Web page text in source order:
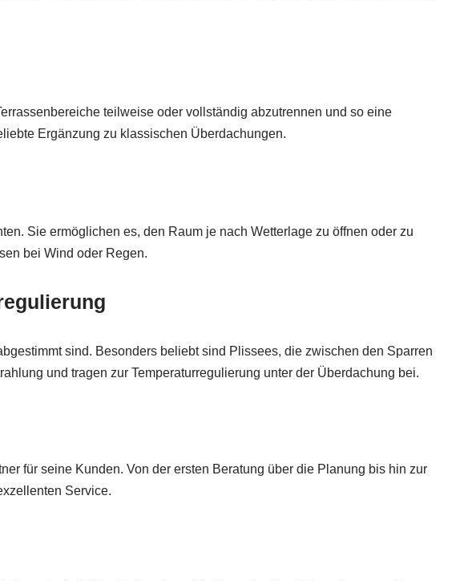
teilweise oder vollständig abzutrennen und so eine
Ergänzung zu klassischen Überdachungen.
Sie ermöglichen es, den Raum je nach Wetterlage zu öffnen oder zu
bei Wind oder Regen.
sind. Besonders beliebt sind Plissees, die zwischen den Sparren
und tragen zur Temperaturregulierung unter der Überdachung bei.
für seine Kunden. Von der ersten Beratung über die Planung bis hin zur
Service.